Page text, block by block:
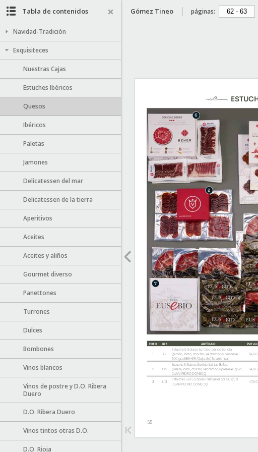
Gómez Tineo páginas:
Tabla de contenidos
Navidad-Tradición
Exquisiteces
Nuestras Cajas
Estuches Ibéricos
Quesos
Ibéricos
Paletas
Jamones
Delicatessen del mar
Delicatessen de la tierra
Aperitivos
Aceites
Aceites y aliños
Gourmet diverso
Panettones
Turrones
Dulces
Bombones
Vinos blancos
Vinos de postre y D.O. Ribera
Duero
D.O. Ribera Duero
Vinos tintos otras D.O.
D.O. Rioja